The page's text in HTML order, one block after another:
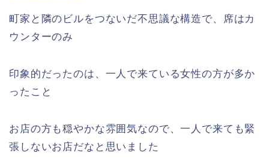
町家と隣のビルをつないだ不思議な構造で、席はカ
ウンターのみ
印象的だったのは、一人で来ている女性の方が多か
ったこと
お店の方も穏やかな雰囲気なので、一人で来ても緊
張しないお店だなと思いました